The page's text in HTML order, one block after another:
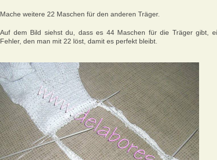
Mache weitere 22 Maschen für den anderen Träger.
Auf dem Bild siehst du, dass es 44 Maschen für die Träger gibt,
Fehler, den man mit 22 löst, damit es perfekt bleibt.